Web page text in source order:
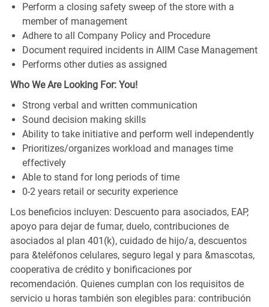
Perform a closing safety sweep of the store with a
member of management
Adhere to all Company Policy and Procedure
Document required incidents in AIIM Case Management
Performs other duties as assigned
Who We Are Looking For: You!
Strong verbal and written communication
Sound decision making skills
Ability to take initiative and perform well independently
Prioritizes/organizes workload and manages time
effectively
Able to stand for long periods of time
0-2 years retail or security experience
Los beneficios incluyen: Descuento para asociados, EAP,
apoyo para dejar de fumar, duelo, contribuciones de
asociados al plan 401(k), cuidado de hijo/a, descuentos
para &teléfonos celulares, seguro legal y para &mascotas,
cooperativa de crédito y bonificaciones por
recomendación. Quienes cumplan con los requisitos de
servicio u horas también son elegibles para: contribución